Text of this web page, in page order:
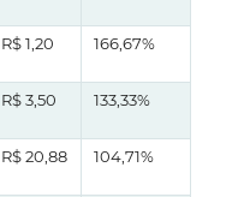
R$ 1,20 166,67%
R$ 3,50 133,33%
R$ 20,88 104,71%